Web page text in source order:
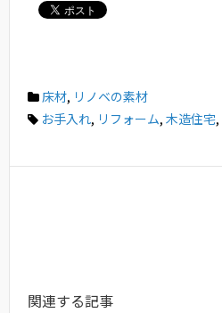
床材, リノベの素材
お手入れ, リフォーム, 木造住宅,
関連する記事